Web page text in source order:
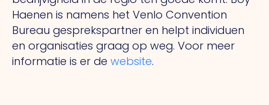
Haenen is namens het Venlo Convention
Bureau gesprekspartner en helpt individuen
en organisaties graag op weg. Voor meer
informatie is er de website.